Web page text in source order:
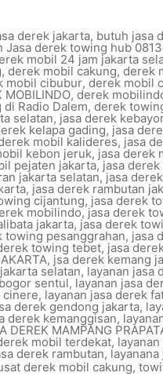
derek jakarta, butuh jasa
Jasa derek towing hub
mobil 24 jam jakarta
, derek mobil cakung, derek
mobil cibubur, derek mobil
MOBILINDO, derek
Radio Dalem, derek
selatan, jasa derek
kelapa gading, jasa
mobil kalideres, jasa
kebon jeruk, jasa derek
pejaten jakarta, jasa
jakarta selatan,jasa
, jasa derek rambutan
cijantung, jasa derek
mobilindo,jasa derek
jakarta, jasa derek
towing pesanggrahan, jasa
towing tebet, jasa
, jsa derek kemang
selatan, layanan jasa
sentul, layanan jasa
cinere, layanan jasa derek
derek gendong jakarta,
derek kemanggisan,
DEREK MAMPANG
mobil terdekat,
derek rambutan,
derek mobil cakung,